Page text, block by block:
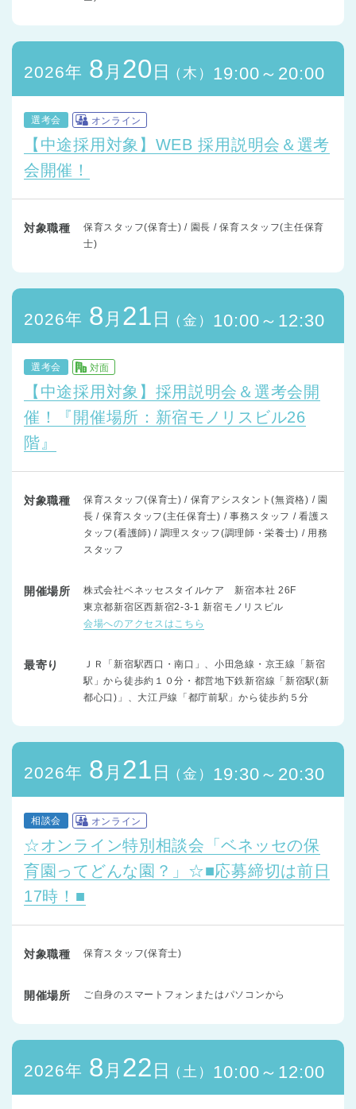
2026年 8 月 20 日 （木） 19:00～20:00
選考会 オンライン
【中途採用対象】WEB 採用説明会＆選考
会開催！
対象職種
保育スタッフ(保育士) / 園長 / 保育スタッフ(主任保育
士)
2026年 8 月 21 日 （金） 10:00～12:30
選考会 対面
【中途採用対象】採用説明会＆選考会開
催！『開催場所：新宿モノリスビル26
階』
対象職種
保育スタッフ(保育士) / 保育アシスタント(無資格) / 園
長 / 保育スタッフ(主任保育士) / 事務スタッフ / 看護ス
タッフ(看護師) / 調理スタッフ(調理師・栄養士) / 用務
スタッフ
開催場所
株式会社ベネッセスタイルケア 新宿本社 26F
東京都新宿区西新宿2-3-1 新宿モノリスビル
会場へのアクセスはこちら
最寄り
ＪＲ「新宿駅西口・南口」、小田急線・京王線「新宿
駅」から徒歩約１０分・都営地下鉄新宿線「新宿駅(新
都心口)」、大江戸線「都庁前駅」から徒歩約５分
2026年 8 月 21 日 （金） 19:30～20:30
相談会 オンライン
☆オンライン特別相談会「ベネッセの保
育園ってどんな園？」☆■応募締切は前日
17時！■
対象職種 保育スタッフ(保育士)
開催場所 ご自身のスマートフォンまたはパソコンから
2026年 8 月 22 日 （土） 10:00～12:00